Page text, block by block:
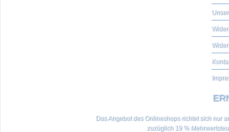
Das Angebot des Onlineshops richtet sich nur
zuzüglich 19 %